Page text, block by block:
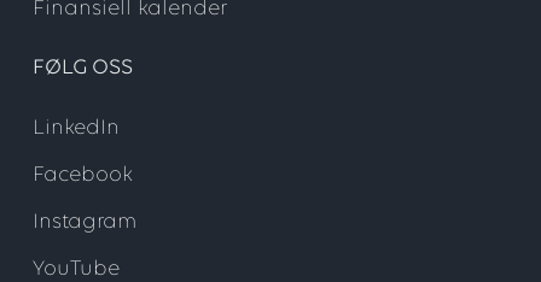
Finansiell kalender
FØLG OSS
LinkedIn
Facebook
Instagram
YouTube